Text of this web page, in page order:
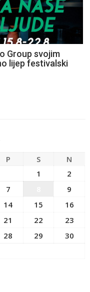
Group svojim
lijep festivalski
P S
N
1
2
7
9
14 15
16
21 22
23
28 29
30